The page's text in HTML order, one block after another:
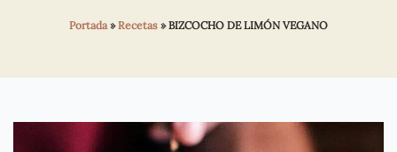
Portada»Recetas »BIZCOCHO DE LIMÓN VEGANO